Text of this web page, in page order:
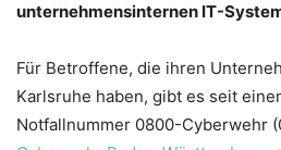
unternehmensinternen IT-
Für Betroffene, die ihren
Karlsruhe haben, gibt es seit
Notfallnummer 0800-Cyberwehr